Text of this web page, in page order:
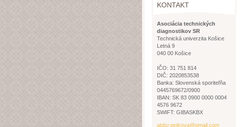
KONTAKT
Asociácia technických
diagnostikov SR
Technická univerzita Košice
Letná 9
040 00 Košice
IČO: 31 751 814
DIČ: 2020853538
Banka: Slovenská sporiteľňa
0445769672/0900
IBAN: SK 83 0900 0000 0004
4576 9672
SWIFT: GIBASKBX
atdsr.petkova@gmail.com